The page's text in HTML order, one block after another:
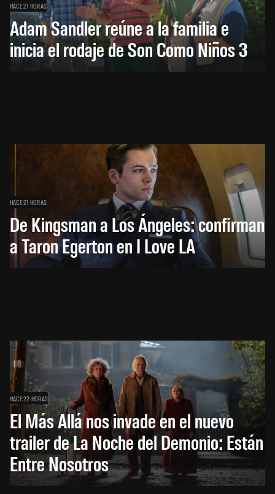
HACE 21 HORAS
Adam Sandler reúne a la familia e
inicia el rodaje de Son Como Niños 3
HACE 21 HORAS
De Kingsman a Los Ángeles: confirman
a Taron Egerton en I Love LA
HACE 22 HORAS
El Más Allá nos invade en el nuevo
trailer de La Noche del Demonio: Están
Entre Nosotros